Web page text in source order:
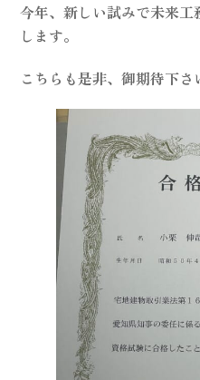
今年、新しい試みで未来
します。
こちらも是非、御期待下さ